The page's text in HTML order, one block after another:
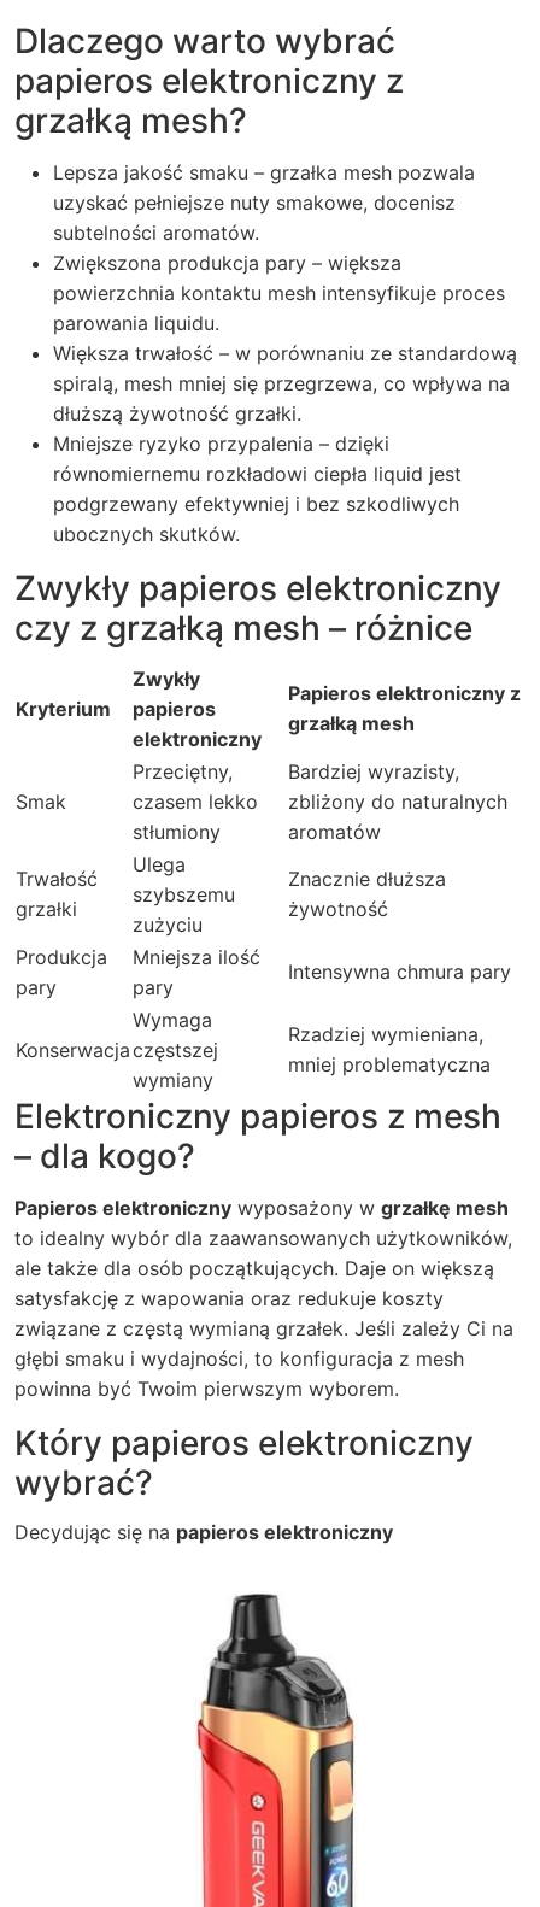
Dlaczego warto wybrać
papieros elektroniczny z
grzałką mesh?
Lepsza jakość smaku – grzałka mesh pozwala
uzyskać pełniejsze nuty smakowe, docenisz
subtelności aromatów.
Zwiększona produkcja pary – większa
powierzchnia kontaktu mesh intensyfikuje proces
parowania liquidu.
Większa trwałość – w porównaniu ze standardową
spiralą, mesh mniej się przegrzewa, co wpływa na
dłuższą żywotność grzałki.
Mniejsze ryzyko przypalenia – dzięki
równomiernemu rozkładowi ciepła liquid jest
podgrzewany efektywniej i bez szkodliwych
ubocznych skutków.
Zwykły papieros elektroniczny
czy z grzałką mesh – różnice
Kryterium
Zwykły
papieros
elektroniczny
Papieros elektroniczny z
grzałką mesh
Smak
Przeciętny,
czasem lekko
stłumiony
Bardziej wyrazisty,
zbliżony do naturalnych
aromatów
Trwałość
grzałki
Ulega
szybszemu
zużyciu
Znacznie dłuższa
żywotność
Produkcja
pary
Mniejsza ilość
pary
Intensywna chmura pary
Konserwacja
Wymaga
częstszej
wymiany
Rzadziej wymieniana,
mniej problematyczna
Elektroniczny papieros z mesh
– dla kogo?
Papieros elektroniczny wyposażony w grzałkę mesh
to idealny wybór dla zaawansowanych użytkowników,
ale także dla osób początkujących. Daje on większą
satysfakcję z wapowania oraz redukuje koszty
związane z częstą wymianą grzałek. Jeśli zależy Ci na
głębi smaku i wydajności, to konfiguracja z mesh
powinna być Twoim pierwszym wyborem.
Który papieros elektroniczny
wybrać?
Decydując się na papieros elektroniczny